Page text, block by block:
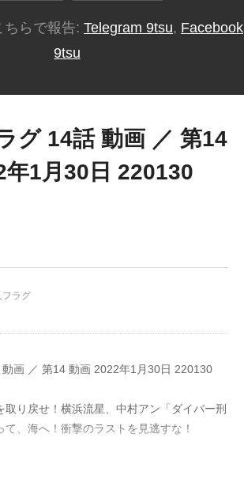
ちらで報告: Telegram 9tsu, Facebook
9tsu
グ 14話 動画 ／ 第14
年1月30日 220130
フラグ
画 ／ 第14 動画 2022年1月30日 220130
取り戻せ！横浜流星、中村アン「ダイバー刑
、海へ！衝撃のラストを見逃すな！